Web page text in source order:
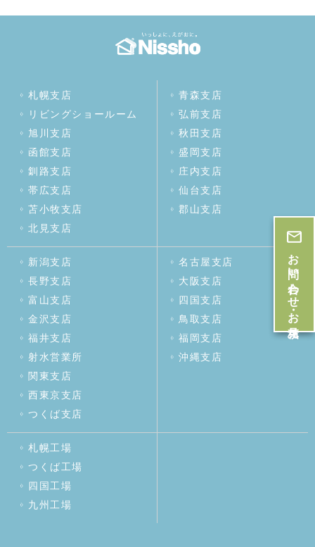
札幌支店
リビングショールーム
旭川支店
函館支店
釧路支店
帯広支店
苫小牧支店
北見支店
青森支店
弘前支店
秋田支店
盛岡支店
庄内支店
仙台支店
郡山支店
新潟支店
長野支店
富山支店
金沢支店
福井支店
射水営業所
関東支店
西東京支店
つくば支店
名古屋支店
大阪支店
四国支店
鳥取支店
福岡支店
沖縄支店
札幌工場
つくば工場
四国工場
九州工場
お問い合わせ・お見積